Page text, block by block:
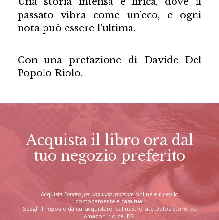
passato vibra come un’eco, e ogni
nota può essere l’ultima.
Con una prefazione di Davide Del
Popolo Riolo.
Acquista il libro ora dal
tuo negozio preferito
Acquista Sonata per una luna morente online e ricevilo
comodamente a casa tua!
Scegli il negozio da cui acquistare: dal nostro sito Delos Store, da
Amazon.it o da IBS.